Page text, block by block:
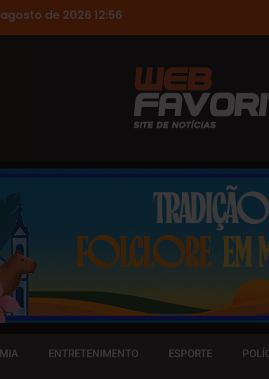
de 2026 12:56
ENTRETENIMENTO ESPORTE